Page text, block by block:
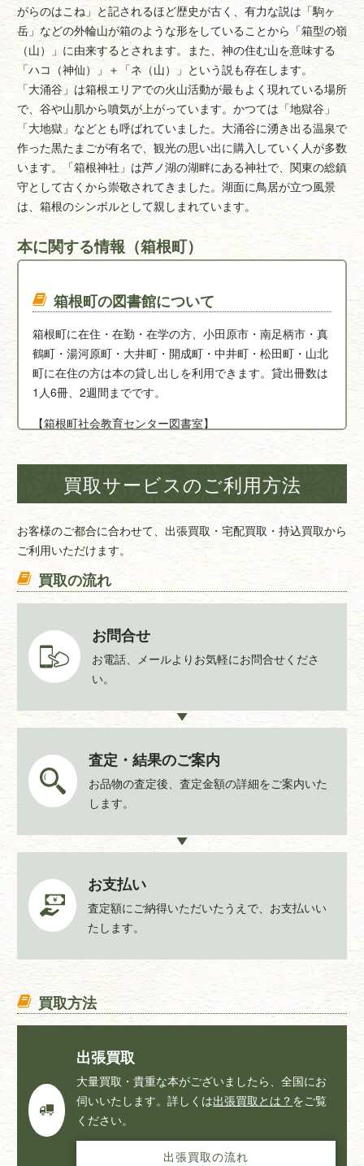
がらのはこね」と記されるほど歴史が古く、有力な説は「駒ヶ
岳」などの外輪山が箱のような形をしていることから「箱型の嶺
（山）」に由来するとされます。また、神の住む山を意味する
「ハコ（神仙）」＋「ネ（山）」という説も存在します。
「大涌谷」は箱根エリアでの火山活動が最もよく現れている場所
で、谷や山肌から噴気が上がっています。かつては「地獄谷」
「大地獄」などとも呼ばれていました。大涌谷に湧き出る温泉で
作った黒たまごが有名で、観光の思い出に購入していく人が多数
います。「箱根神社」は芦ノ湖の湖畔にある神社で、関東の総鎮
守として古くから崇敬されてきました。湖面に鳥居が立つ風景
は、箱根のシンボルとして親しまれています。
本に関する情報（箱根町）
箱根町の図書館について
箱根町に在住・在勤・在学の方、小田原市・南足柄市・真
鶴町・湯河原町・大井町・開成町・中井町・松田町・山北
町に在住の方は本の貸し出しを利用できます。貸出冊数は
1人6冊、2週間までです。
【箱根町社会教育センター図書室】
足柄下郡箱根町小涌谷520
買取サービスのご利用方法
お客様のご都合に合わせて、出張買取・宅配買取・持込買取から
ご利用いただけます。
買取の流れ
お問合せ
お電話、メールよりお気軽にお問合せくださ
い。
査定・結果のご案内
お品物の査定後、査定金額の詳細をご案内いた
します。
お支払い
査定額にご納得いただいたうえで、お支払いい
たします。
買取方法
出張買取
大量買取・貴重な本がございましたら、全国にお
伺いいたします。詳しくは出張買取とは？ をご覧
ください。
出張買取の流れ